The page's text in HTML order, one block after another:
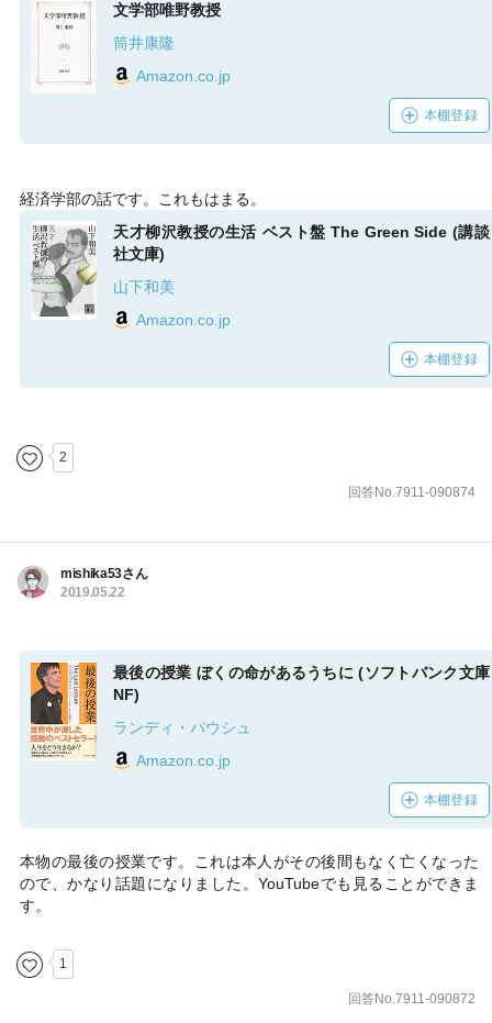
文学部唯野教授
筒井康隆
Amazon.co.jp
本棚登録
経済学部の話です。これもはまる。
天才柳沢教授の生活 ベスト盤 The Green Side (講談
社文庫)
山下和美
Amazon.co.jp
本棚登録
2
回答No.7911-090874
mishika53さん
2019.05.22
最後の授業 ぼくの命があるうちに (ソフトバンク文庫
NF)
ランディ・パウシュ
Amazon.co.jp
本棚登録
本物の最後の授業です。これは本人がその後間もなく亡くなった
ので、かなり話題になりました。YouTubeでも見ることができま
す。
1
回答No.7911-090872